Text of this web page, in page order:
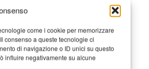
come i cookie per memorizzare
consenso a queste tecnologie ci
di navigazione o ID unici su questo
influire negativamente su alcune